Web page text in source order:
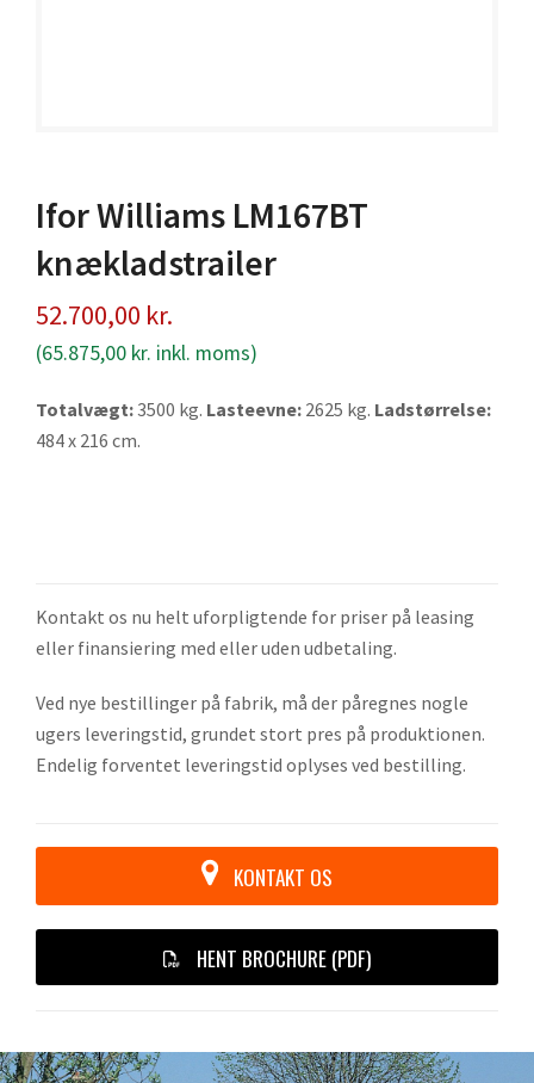
Ifor Williams LM167BT
knækladstrailer
52.700,00 kr.
(65.875,00 kr. inkl. moms)
Totalvægt:3500 kg. Lasteevne: 2625 kg. Ladstørrelse:
484 x 216 cm.
Kontakt os nu helt uforpligtende for priser på leasing
eller finansiering med eller uden udbetaling.
Ved nye bestillinger på fabrik, må der påregnes nogle
ugers leveringstid, grundet stort pres på produktionen.
Endelig forventet leveringstid oplyses ved bestilling.
KONTAKT OS
HENT BROCHURE (PDF)